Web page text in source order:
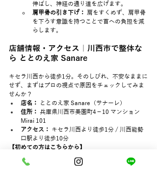
伸ばし、神経の通り道を広げます。
肩甲骨の引き下げ： 肩をすくめず、肩甲骨
を下ろす意識を持つことで首への負担を減
らします。
店舗情報・アクセス｜川西市で整体な
ら ととのえ家 Sanare
キセラ川西から徒歩1分。そのしびれ、不安なままに
せず、まずはプロの視点で原因をチェックしてみま
せんか？
店名：
ととのえ家 Sanare（サナーレ）
住所： 兵庫県川西市美園町4－10 マンション
Mirai 101
アクセス： キセラ川西より徒歩1分 / 川西能勢
口駅より徒歩10分
【初めての方はこちらから】
初回限定メニューを見る・初回予約
https://video.wixstatic.com/video/a659d2_